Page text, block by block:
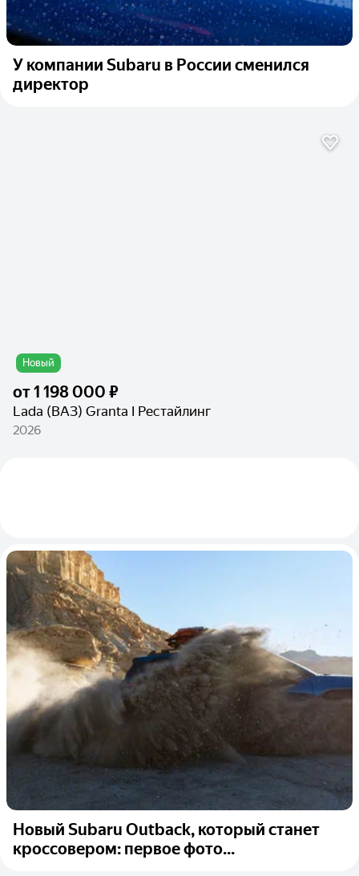
У компании Subaru в России сменился
директор
Новый
от1 198 000 ₽
Lada (ВАЗ) Granta I Рестайлинг
2026
Новый Subaru Outback, который станет
кроссовером: первое фото...